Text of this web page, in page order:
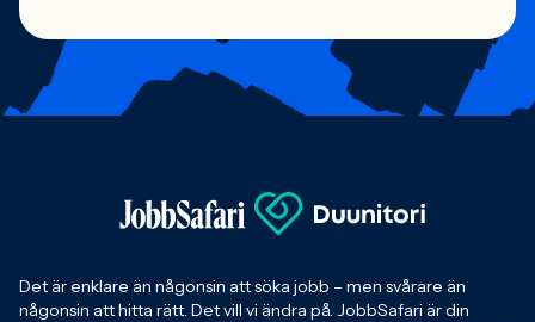
Det är enklare än någonsin att söka jobb – men svårare än
någonsin att hitta rätt. Det vill vi ändra på. JobbSafari är din